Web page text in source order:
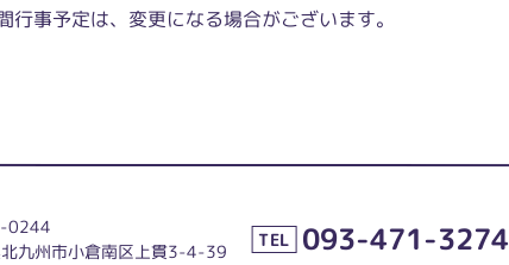
行事予定は、変更になる場合がございます。
0244
九州市小倉南区上貫3-4-39
TEL 093-471-3274